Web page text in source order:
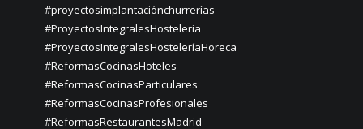
#proyectosimplantaciónchurrerías
#ProyectosIntegralesHosteleria
#ProyectosIntegralesHosteleríaHoreca
#ReformasCocinasHoteles
#ReformasCocinasParticulares
#ReformasCocinasProfesionales
#ReformasRestaurantesMadrid